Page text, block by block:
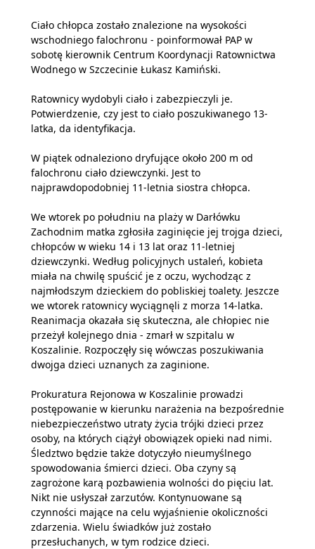
Ciało chłopca zostało znalezione na wysokości
wschodniego falochronu - poinformował PAP w
sobotę kierownik Centrum Koordynacji Ratownictwa
Wodnego w Szczecinie Łukasz Kamiński.
Ratownicy wydobyli ciało i zabezpieczyli je.
Potwierdzenie, czy jest to ciało poszukiwanego 13-
latka, da identyfikacja.
W piątek odnaleziono dryfujące około 200 m od
falochronu ciało dziewczynki. Jest to
najprawdopodobniej 11-letnia siostra chłopca.
We wtorek po południu na plaży w Darłówku
Zachodnim matka zgłosiła zaginięcie jej trojga dzieci,
chłopców w wieku 14 i 13 lat oraz 11-letniej
dziewczynki. Według policyjnych ustaleń, kobieta
miała na chwilę spuścić je z oczu, wychodząc z
najmłodszym dzieckiem do pobliskiej toalety. Jeszcze
we wtorek ratownicy wyciągnęli z morza 14-latka.
Reanimacja okazała się skuteczna, ale chłopiec nie
przeżył kolejnego dnia - zmarł w szpitalu w
Koszalinie. Rozpoczęły się wówczas poszukiwania
dwojga dzieci uznanych za zaginione.
Prokuratura Rejonowa w Koszalinie prowadzi
postępowanie w kierunku narażenia na bezpośrednie
niebezpieczeństwo utraty życia trójki dzieci przez
osoby, na których ciążył obowiązek opieki nad nimi.
Śledztwo będzie także dotyczyło nieumyślnego
spowodowania śmierci dzieci. Oba czyny są
zagrożone karą pozbawienia wolności do pięciu lat.
Nikt nie usłyszał zarzutów. Kontynuowane są
czynności mające na celu wyjaśnienie okoliczności
zdarzenia. Wielu świadków już zostało
przesłuchanych, w tym rodzice dzieci.